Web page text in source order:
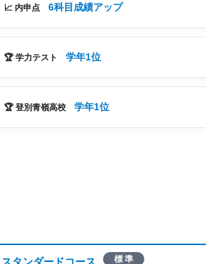
📈 内申点 6科目成績アップ
🏆 学力テスト 学年1位
🏆 登別青嶺高校 学年1位
スタンダードコース 標 準